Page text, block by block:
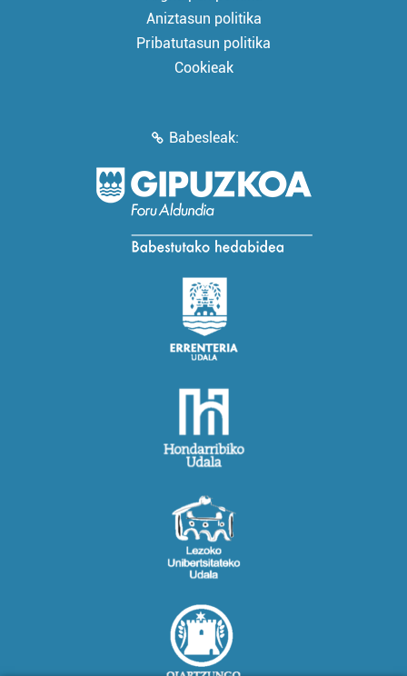
Aniztasun politika
Pribatutasun politika
Cookieak
Babesleak: